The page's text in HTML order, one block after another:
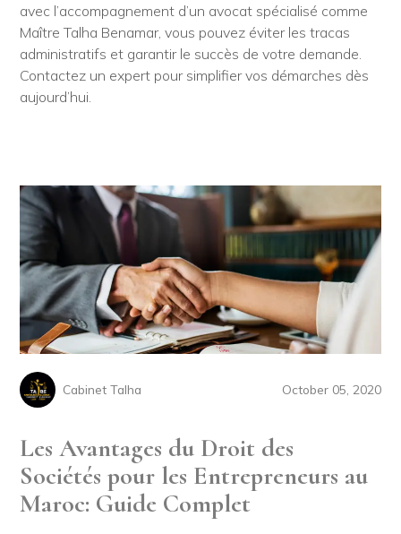
avec l’accompagnement d’un avocat spécialisé comme
Maître Talha Benamar, vous pouvez éviter les tracas
administratifs et garantir le succès de votre demande.
Contactez un expert pour simplifier vos démarches dès
aujourd’hui.
Cabinet Talha October 05, 2020
Les Avantages du Droit des
Sociétés pour les Entrepreneurs au
Maroc: Guide Complet